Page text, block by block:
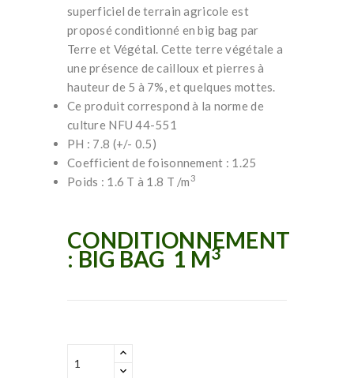
superficiel de terrain agricole est
proposé conditionné en big bag par
Terre et Végétal. Cette terre végétale a
une présence de cailloux et pierres à
hauteur de 5 à 7%, et quelques mottes.
Ce produit correspond à la norme de
culture NFU 44-551
PH : 7.8 (+/- 0.5)
Coefficient de foisonnement : 1.25
Poids : 1.6 T à 1.8 T /m3
CONDITIONNEMENT
: BIG BAG 1 M3